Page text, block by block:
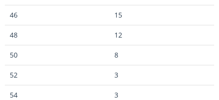
46 15
48 12
50 8
52 3
54 3